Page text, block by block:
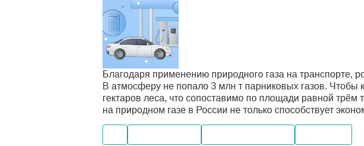
Благодаря применению природного газа на транспорте,
В атмосферу не попало 3 млн т парниковых газов.
гектаров леса, что сопоставимо по площади равной
на природном газе в России не только способствует